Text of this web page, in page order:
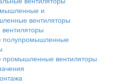
и
вентиляторы
полупромышленные
промышленные вентиляторы